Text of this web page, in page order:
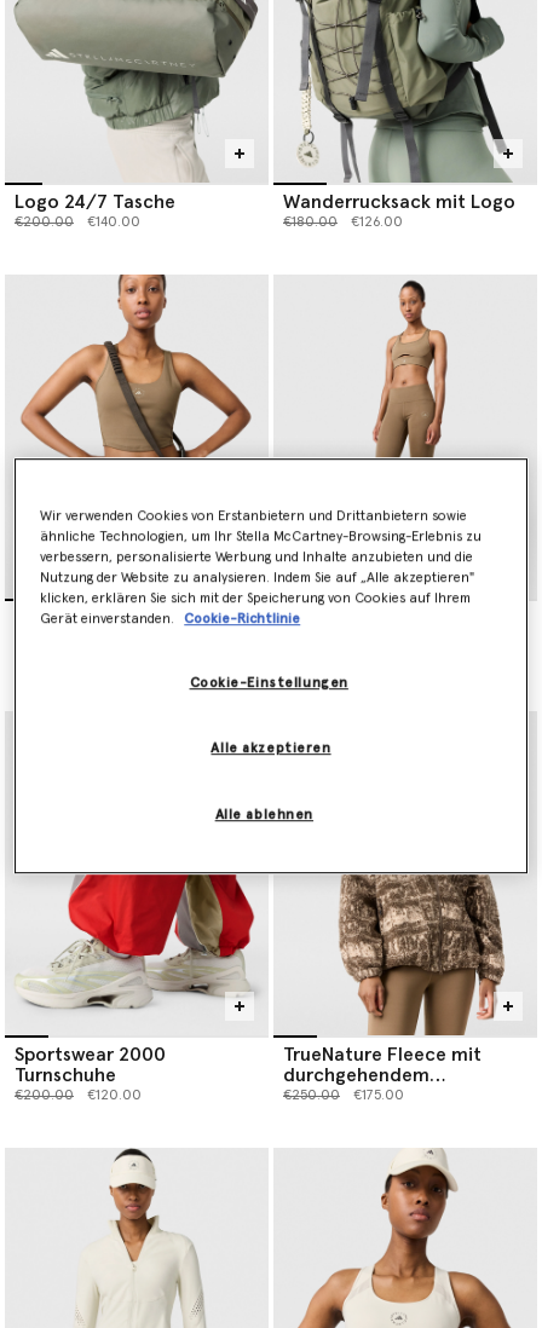
Logo 24/7 Tasche
Preis reduziert von
€200.00bis€140.00
Wanderrucksack mit Logo
Preis reduziert von
€180.00bis€126.00
Kurzes TrueStrength Yoga-
TrueStrength Yoga 7/8-
Sportswear 2000
Turnschuhe
Preis reduziert von
€200.00bis€120.00
TrueNature Fleece mit
durchgehendem
Reißverschluss und
Preis reduziert von
€250.00bis€175.00
Wir verwenden Cookies von Erstanbietern und Drittanbietern sowie
ähnliche Technologien, um Ihr Stella McCartney-Browsing-Erlebnis zu
verbessern, personalisierte Werbung und Inhalte anzubieten und die
Nutzung der Website zu analysieren. Indem Sie auf „Alle akzeptieren"
klicken, erklären Sie sich mit der Speicherung von Cookies auf Ihrem
Gerät einverstanden.
Cookie-Richtlinie
Cookie-Einstellungen
Alle ablehnen
Alle akzeptieren